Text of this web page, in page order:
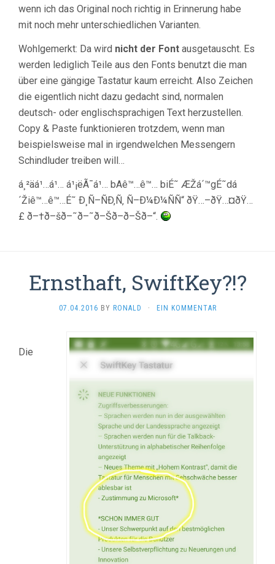
wenn ich das Original noch richtig in Erinnerung habe
mit noch mehr unterschiedlichen Varianten.
Wohlgemerkt: Da wird nicht der Font ausgetauscht. Es
werden lediglich Teile aus den Fonts benutzt die man
über eine gängige Tastatur kaum erreicht. Also Zeichen
die eigentlich nicht dazu gedacht sind, normalen
deutsch- oder englischsprachigen Text herzustellen.
Copy & Paste funktionieren trotzdem, wenn man
beispielsweise mal in irgendwelchen Messengern
Schindluder treiben will…
á¸²äá¹…á¹… á¹¡ëÃ¯á¹… bAê™…ê™… biÉ˜ ÆŽá´™gÉ˜dá
´Žiê™…ê™…É˜ Ð¸Ñ–ÑÐ‚Ñ‚ Ñ–Ð¼Ð¼ÑÑ“ ðŸ…–ðŸ…¤ðŸ…
£ ð–†ð–šð–˜ð–˜ð–Šð–ð–Šð–“.
Ernsthaft, SwiftKey?!?
07.04.2016 BY RONALD · EIN KOMMENTAR
Die